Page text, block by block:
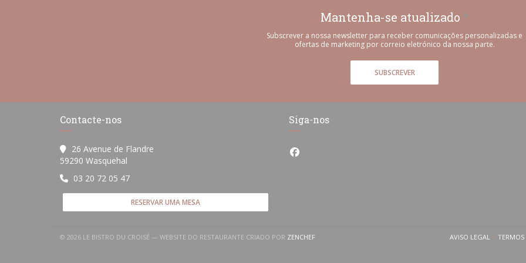
Mantenha-se atualizado *
Subscrever a nossa newsletter para receber comunicações personalizadas e
ofertas de marketing por correio eletrónico da nossa parte.
SUBSCREVER
Contacte-nos
26 Avenue de Flandre
59290 Wasquehal
03 20 72 05 47
RESERVAR UMA MESA
Siga-nos
Facebook ((abre numa nova janela))
© 2026 LE BISTRO DU CROISÉ — WEBSITE DO RESTAURANTE CRIADO POR ZENCHEF((ABRE NUMA NOVA JANELA)) AVISO LEGAL((ABRE NUMA